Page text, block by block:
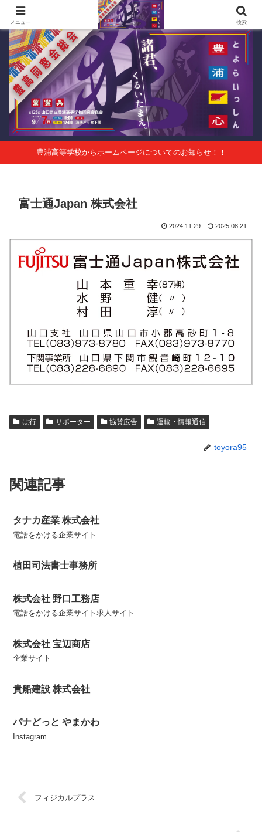
第125回山口県立豊浦高等学校同窓会総会 会報Vol.63
豊浦高等学校からホームページについてのお知らせ！！
富士通Japan 株式会社
2024.11.29 2025.08.21
は行 サポーター 協賛広告 運輸・情報通信
toyora95
関連記事
タナカ産業 株式会社
電話をかける企業サイト
植田司法書士事務所
株式会社 野口工務店
電話をかける企業サイト求人サイト
株式会社 宝辺商店
企業サイト
貴船建設 株式会社
パナどっと やまかわ
Instagram
フィジカルプラス
メニュー 検索